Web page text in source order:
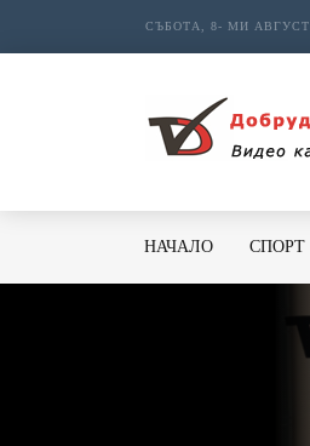
СЪБОТА, 8- МИ АВГУСТ
НАЧАЛО СПОРТ